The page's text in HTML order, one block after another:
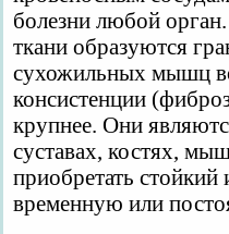
болезни любой
ткани образуются
сухожильных мышц
консистенции
крупнее. Они
суставах, костях,
приобретать
временную или